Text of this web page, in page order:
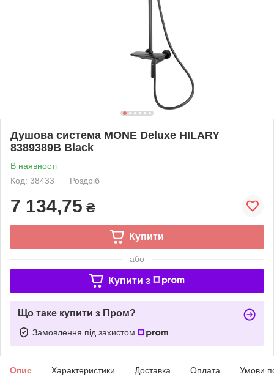
Душова система MONE Deluxe HILARY
8389389B Black
В наявності
Код: 38433
Роздріб
7 134,75 ₴
Купити
або
Купити з
Що таке купити з Пром?
Замовлення під захистом
Опис Характеристики Доставка Оплата Умови